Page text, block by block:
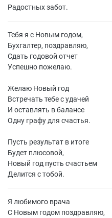
Радостных забот.
Тебя я с Новым годом,
Бухгалтер, поздравляю,
Сдать годовой отчет
Успешно пожелаю.
Желаю Новый год
Встречать тебе с удачей
И оставлять в балансе
Одну графу для счастья.
Пусть результат в итоге
Будет плюсовой,
Новый год пусть счастьем
Делится с тобой.
Я любимого врача
С Новым годом поздравляю,